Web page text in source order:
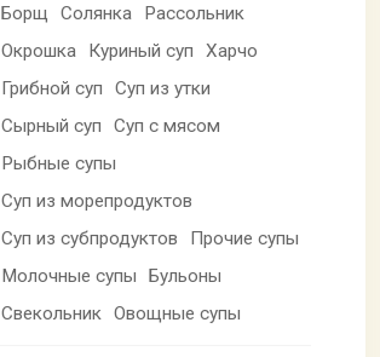
Борщ Солянка
Рассольник
Окрошка
Куриный суп
Харчо
Грибной суп
Суп из утки
Сырный суп
Суп с мясом
Рыбные супы
Суп из морепродуктов
Суп из субпродуктов
Прочие супы
Молочные супы
Бульоны
Свекольник Овощные супы